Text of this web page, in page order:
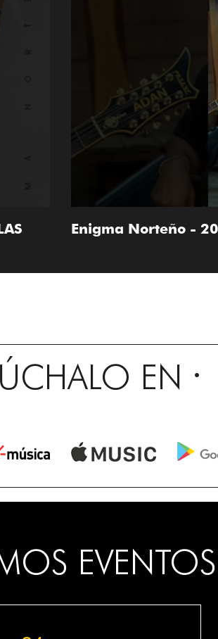
Enigma Norteño -
EN
EVENTOS